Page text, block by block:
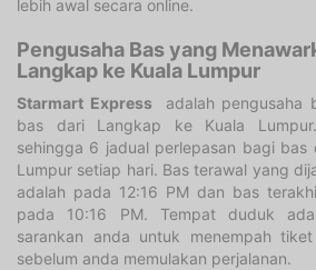
lebih awal secara online.
Pengusaha Bas yang
Langkap ke Kuala Lumpur
Starmart Express
adalah pengusaha
bas dari Langkap ke Kuala
sehingga 6 jadual perlepasan bagi bas
Lumpur setiap hari. Bas terawal yang
adalah pada 12:16 PM dan bas
pada 10:16 PM. Tempat duduk
sarankan anda untuk menempah
sebelum anda memulakan perjalanan.